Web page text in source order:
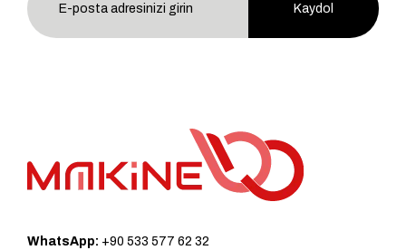
Kaydol
WhatsApp: +90 533 577 62 32